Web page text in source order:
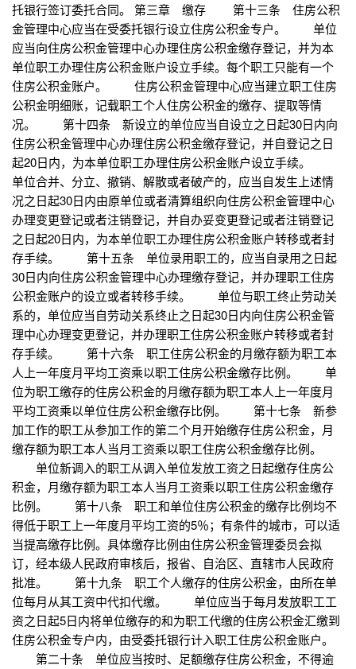
托银行签订委托合同。 第三章 缴存 第十三条 住房公积
金管理中心应当在受委托银行设立住房公积金专户。 单位
应当向住房公积金管理中心办理住房公积金缴存登记，并为本
单位职工办理住房公积金账户设立手续。每个职工只能有一个
住房公积金账户。 住房公积金管理中心应当建立职工住房
公积金明细账，记载职工个人住房公积金的缴存、提取等情
况。 第十四条 新设立的单位应当自设立之日起30日内向
住房公积金管理中心办理住房公积金缴存登记，并自登记之日
起20日内，为本单位职工办理住房公积金账户设立手续。
单位合并、分立、撤销、解散或者破产的，应当自发生上述情
况之日起30日内由原单位或者清算组织向住房公积金管理中心
办理变更登记或者注销登记，并自办妥变更登记或者注销登记
之日起20日内，为本单位职工办理住房公积金账户转移或者封
存手续。 第十五条 单位录用职工的，应当自录用之日起
30日内向住房公积金管理中心办理缴存登记，并办理职工住房
公积金账户的设立或者转移手续。 单位与职工终止劳动关
系的，单位应当自劳动关系终止之日起30日内向住房公积金管
理中心办理变更登记，并办理职工住房公积金账户转移或者封
存手续。 第十六条 职工住房公积金的月缴存额为职工本
人上一年度月平均工资乘以职工住房公积金缴存比例。 单
位为职工缴存的住房公积金的月缴存额为职工本人上一年度月
平均工资乘以单位住房公积金缴存比例。 第十七条 新参
加工作的职工从参加工作的第二个月开始缴存住房公积金，月
缴存额为职工本人当月工资乘以职工住房公积金缴存比例。
单位新调入的职工从调入单位发放工资之日起缴存住房公
积金，月缴存额为职工本人当月工资乘以职工住房公积金缴存
比例。 第十八条 职工和单位住房公积金的缴存比例均不
得低于职工上一年度月平均工资的5％；有条件的城市，可以适
当提高缴存比例。具体缴存比例由住房公积金管理委员会拟
订，经本级人民政府审核后，报省、自治区、直辖市人民政府
批准。 第十九条 职工个人缴存的住房公积金，由所在单
位每月从其工资中代扣代缴。 单位应当于每月发放职工工
资之日起5日内将单位缴存的和为职工代缴的住房公积金汇缴到
住房公积金专户内，由受委托银行计入职工住房公积金账户。
第二十条 单位应当按时、足额缴存住房公积金，不得逾